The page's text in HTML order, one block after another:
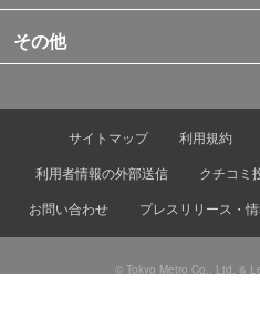
その他
サイトマップ 利用規約
利用者情報の外部送信
クチコミ
お問い合わせ
プレスリリース・
© Tokyo Metro Co., Ltd. &